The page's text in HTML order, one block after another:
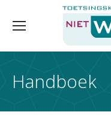
Handboek